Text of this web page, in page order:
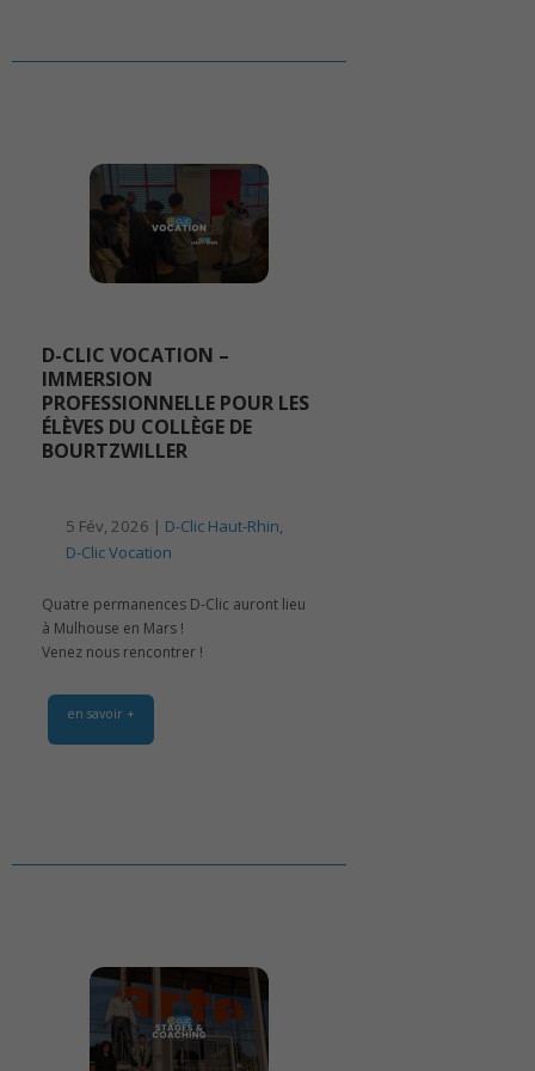
D-CLIC VOCATION –
IMMERSION
PROFESSIONNELLE POUR LES
ÉLÈVES DU COLLÈGE DE
BOURTZWILLER
5 Fév, 2026 | D-Clic Haut-Rhin
D-Clic Vocation
Quatre permanences D-Clic auront lieu
à Mulhouse en Mars !
Venez nous rencontrer !
en savoir +